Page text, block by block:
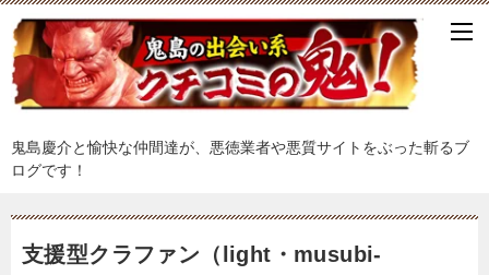
鬼島慶介と愉快な仲間達が、悪徳業者や悪質サイトをぶった斬るブ
ログです！
支援型クラファン（light・musubi-